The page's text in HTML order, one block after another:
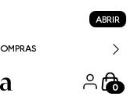
ABRIR
0